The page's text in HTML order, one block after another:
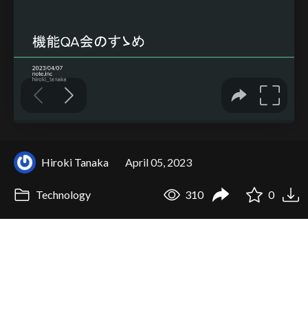
Hiroki Tanaka April 05, 2023
Technology 310 0